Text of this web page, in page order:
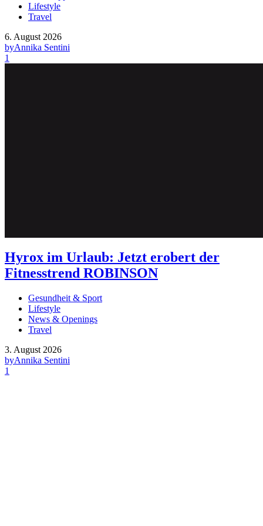
Lifestyle
Travel
6. August 2026
byAnnika Sentini
1
Hyrox im Urlaub: Jetzt erobert der
Fitnesstrend ROBINSON
Gesundheit & Sport
Lifestyle
News & Openings
Travel
3. August 2026
byAnnika Sentini
1